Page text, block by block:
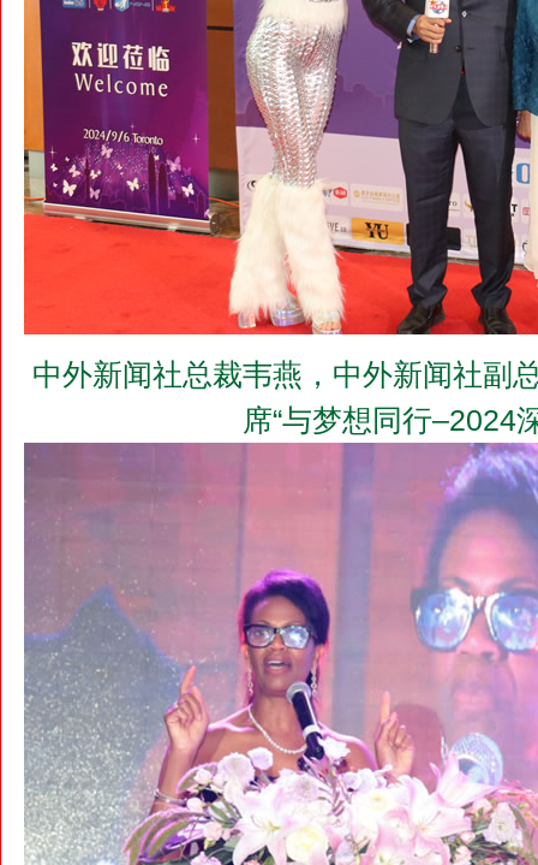
中外新闻社总裁韦燕，中外新闻社副
席“与梦想同行–2024